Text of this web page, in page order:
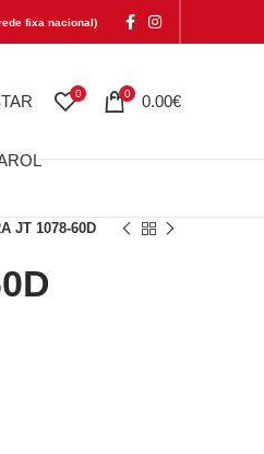
fixa nacional)
0 0 0.00€
JT 1078-60D